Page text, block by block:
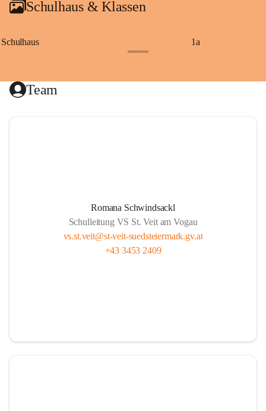
Schulhaus & Klassen
Schulhaus 1a
Team
Romana Schwindsackl
Schulleitung VS St. Veit am Vogau
vs.st.veit@st-veit-suedsteiermark.gv.at
+43 3453 2409